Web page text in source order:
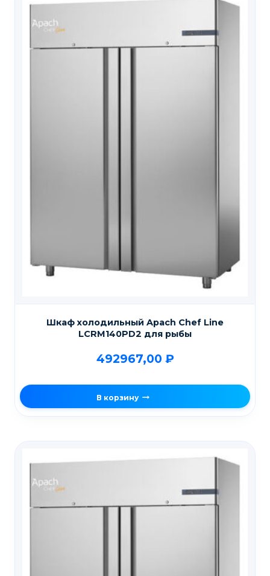
Шкаф холодильный Apach Chef Line
LCRM140PD2 для рыбы
492967,00 ₽
В корзину